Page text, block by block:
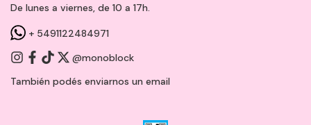
De lunes a viernes, de 10 a 17h.
+ 5491122484971
@monoblock
También podés enviarnos un email